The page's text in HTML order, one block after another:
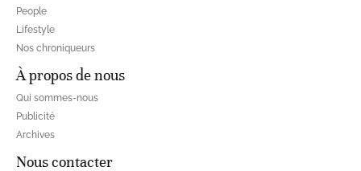
People
Lifestyle
Nos chroniqueurs
À propos de nous
Qui sommes-nous
Publicité
Archives
Nous contacter